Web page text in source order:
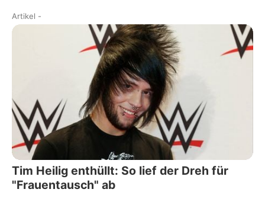
Artikel -
Tim Heilig enthüllt: So lief der Dreh für
"Frauentausch" ab